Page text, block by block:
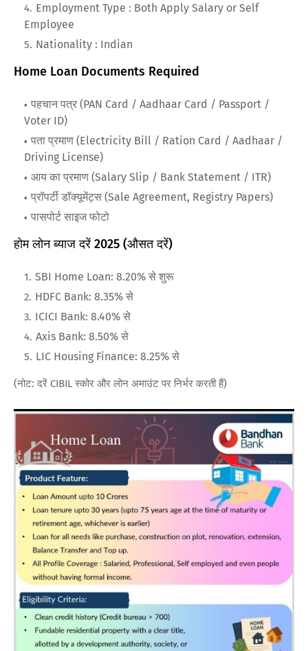
Employment Type : Both Apply Salary or Self
Employee
Nationality : Indian
Home Loan Documents Required
पहचान पत्र (PAN Card / Aadhaar Card / Passport /
Voter ID)
पता प्रमाण (Electricity Bill / Ration Card / Aadhaar /
Driving License)
आय का प्रमाण (Salary Slip / Bank Statement / ITR)
प्रॉपर्टी डॉक्यूमेंट्स (Sale Agreement, Registry Papers)
पासपोर्ट साइज फोटो
होम लोन ब्याज दरें 2025 (औसत दरें)
SBI Home Loan: 8.20% से शुरू
HDFC Bank: 8.35% से
ICICI Bank: 8.40% से
Axis Bank: 8.50% से
LIC Housing Finance: 8.25% से
(नोट: दरें CIBIL स्कोर और लोन अमाउंट पर निर्भर करती हैं)